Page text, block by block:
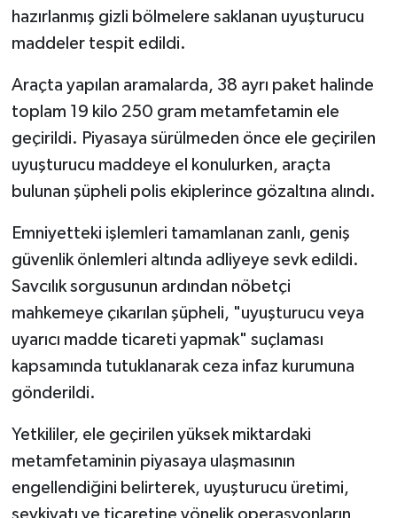
hazırlanmış gizli bölmelere saklanan uyuşturucu
maddeler tespit edildi.
Araçta yapılan aramalarda, 38 ayrı paket halinde
toplam 19 kilo 250 gram metamfetamin ele
geçirildi. Piyasaya sürülmeden önce ele geçirilen
uyuşturucu maddeye el konulurken, araçta
bulunan şüpheli polis ekiplerince gözaltına alındı.
Emniyetteki işlemleri tamamlanan zanlı, geniş
güvenlik önlemleri altında adliyeye sevk edildi.
Savcılık sorgusunun ardından nöbetçi
mahkemeye çıkarılan şüpheli, "uyuşturucu veya
uyarıcı madde ticareti yapmak" suçlaması
kapsamında tutuklanarak ceza infaz kurumuna
gönderildi.
Yetkililer, ele geçirilen yüksek miktardaki
metamfetaminin piyasaya ulaşmasının
engellendiğini belirterek, uyuşturucu üretimi,
sevkiyatı ve ticaretine yönelik operasyonların